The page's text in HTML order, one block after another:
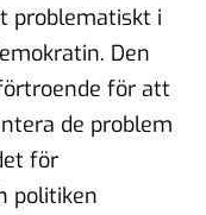
problematiskt i
Den
för att
de problem
för
politiken